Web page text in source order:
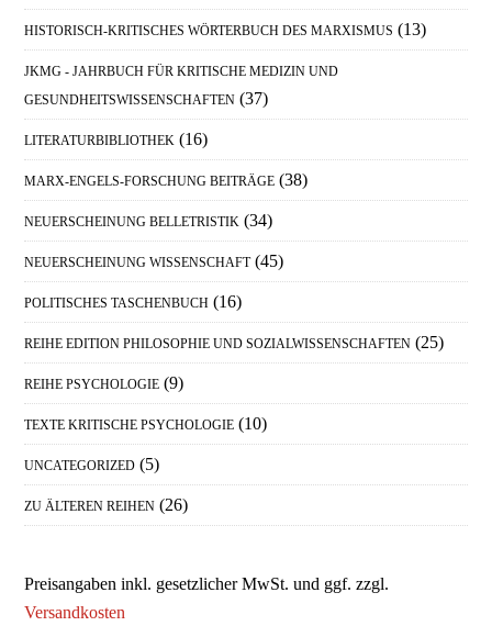
HISTORISCH-KRITISCHES WÖRTERBUCH DES MARXISMUS (13)
JKMG - JAHRBUCH FÜR KRITISCHE MEDIZIN UND
GESUNDHEITSWISSENSCHAFTEN (37)
LITERATURBIBLIOTHEK (16)
MARX-ENGELS-FORSCHUNG BEITRÄGE (38)
NEUERSCHEINUNG BELLETRISTIK (34)
NEUERSCHEINUNG WISSENSCHAFT (45)
POLITISCHES TASCHENBUCH (16)
REIHE EDITION PHILOSOPHIE UND SOZIALWISSENSCHAFTEN (25)
REIHE PSYCHOLOGIE (9)
TEXTE KRITISCHE PSYCHOLOGIE (10)
UNCATEGORIZED (5)
ZU ÄLTEREN REIHEN (26)
Preisangaben inkl. gesetzlicher MwSt. und ggf. zzgl.
Versandkosten